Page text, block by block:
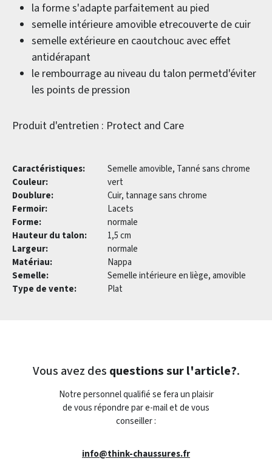
la forme s'adapte parfaitement au pied
semelle intérieure amovible etrecouverte de cuir
semelle extérieure en caoutchouc avec effet
antidérapant
le rembourrage au niveau du talon permetd'éviter
les points de pression
Produit d'entretien : Protect and Care
Caractéristiques:
Semelle amovible, Tanné sans chrome
Couleur:
vert
Doublure:
Cuir, tannage sans chrome
Fermoir:
Lacets
Forme:
normale
Hauteur du talon:
1,5 cm
Largeur:
normale
Matériau:
Nappa
Semelle:
Semelle intérieure en liège, amovible
Type de vente:
Plat
Vous avez des questions sur l'article?.
Notre personnel qualifié se fera un plaisir
de vous répondre par e-mail et de vous
conseiller :
info@think-chaussures.fr